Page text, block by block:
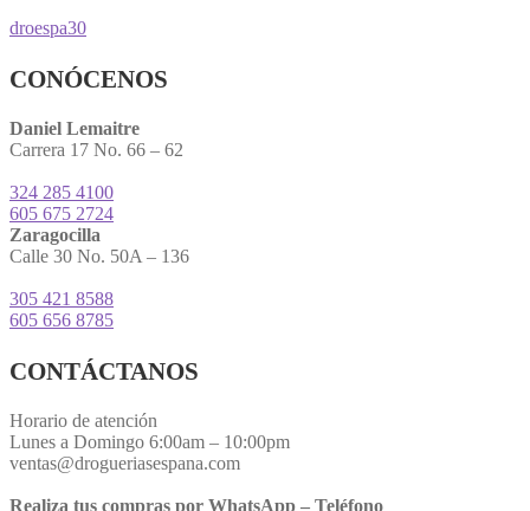
droespa30
CONÓCENOS
Daniel Lemaitre
Carrera 17 No. 66 – 62
324 285 4100
605 675 2724
Zaragocilla
Calle 30 No. 50A – 136
305 421 8588
605 656 8785
CONTÁCTANOS
Horario de atención
Lunes a Domingo 6:00am – 10:00pm
ventas@drogueriasespana.com
Realiza tus compras por WhatsApp – Teléfono